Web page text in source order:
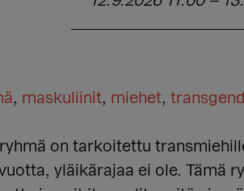
, maskuliinit, miehet,
on tarkoitettu
yläikärajaa ei ole. Tämä